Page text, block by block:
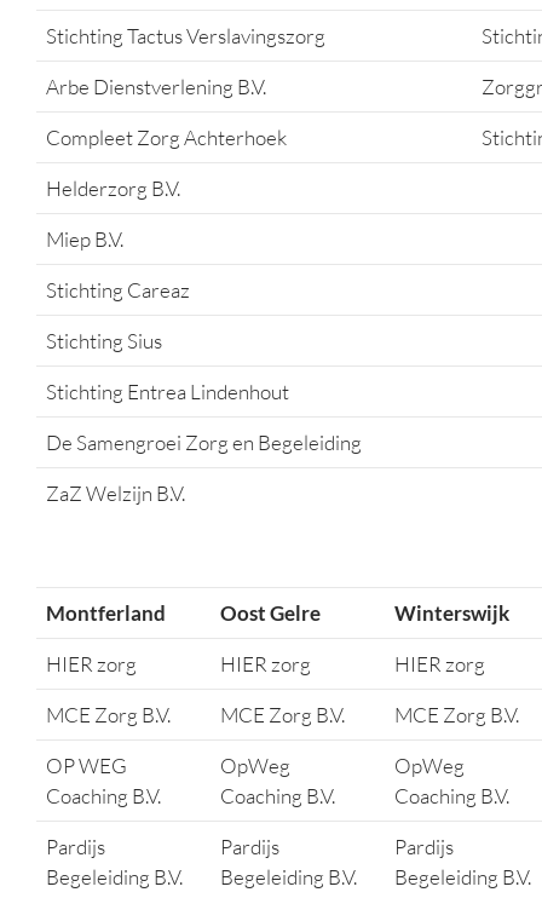
Stichting Tactus Verslavingszorg
Arbe Dienstverlening B.V.
Compleet Zorg Achterhoek
Helderzorg B.V.
Miep B.V.
Stichting Careaz
Stichting Sius
Stichting Entrea Lindenhout
De Samengroei Zorg en Begeleiding
ZaZ Welzijn B.V.
Montferland Oost Gelre
Winterswijk
HIER zorg
HIER zorg
HIER zorg
MCE Zorg B.V.
MCE Zorg B.V.
MCE Zorg B.V.
OP WEG
Coaching B.V.
OpWeg
Coaching B.V.
OpWeg
Coaching B.V.
Pardijs
Begeleiding B.V.
Pardijs
Begeleiding B.V.
Pardijs
Begeleiding B.V.